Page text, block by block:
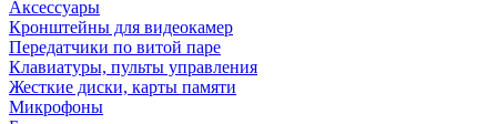
Аксессуары
Кронштейны для видеокамер
Передатчики по витой паре
Клавиатуры, пульты управления
Жесткие диски, карты памяти
Микрофоны